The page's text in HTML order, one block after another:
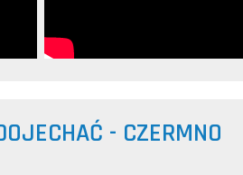
- CZERMNO